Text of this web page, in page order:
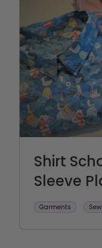
Shirt
Sleeve
Garments